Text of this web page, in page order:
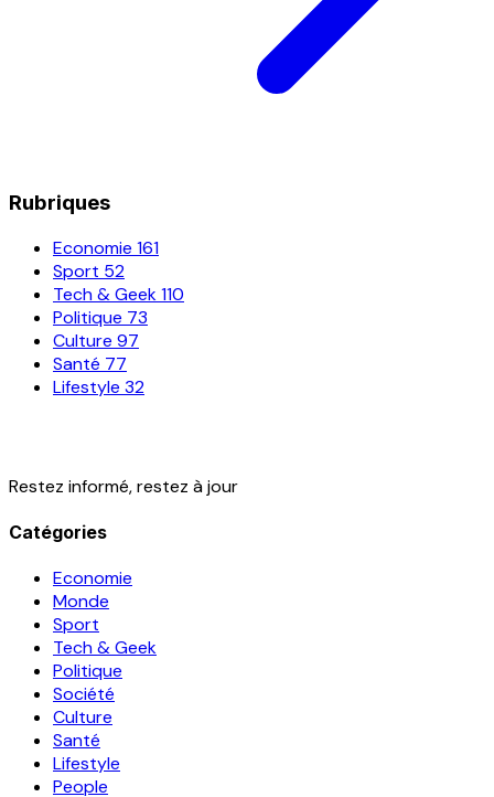
Rubriques
Economie 161
Sport 52
Tech & Geek110
Politique 73
Culture 97
Santé 77
Lifestyle 32
Restez informé, restez à jour
Catégories
Economie
Monde
Sport
Tech & Geek
Politique
Société
Culture
Santé
Lifestyle
People